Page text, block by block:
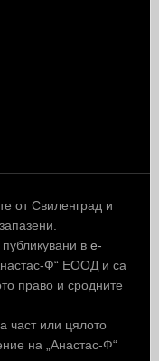
от Свиленград и
в e-
Ф“ ЕООД и са
право и сродните
част или цялото
на „Анастас-Ф“